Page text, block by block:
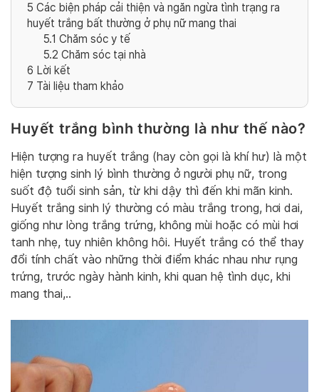
5 Các biện pháp cải thiện và ngăn ngừa tình trạng ra
huyết trắng bất thường ở phụ nữ mang thai
5.1 Chăm sóc y tế
5.2 Chăm sóc tại nhà
6 Lời kết
7 Tài liệu tham khảo
Huyết trắng bình thường là như thế nào?
Hiện tượng ra huyết trắng (hay còn gọi là khí hư) là một
hiện tượng sinh lý bình thường ở người phụ nữ, trong
suốt độ tuổi sinh sản, từ khi dậy thì đến khi mãn kinh.
Huyết trắng sinh lý thường có màu trắng trong, hơi dai,
giống như lòng trắng trứng, không mùi hoặc có mùi hơi
tanh nhẹ, tuy nhiên không hôi. Huyết trắng có thể thay
đổi tính chất vào những thời điểm khác nhau như rụng
trứng, trước ngày hành kinh, khi quan hệ tình dục, khi
mang thai,..